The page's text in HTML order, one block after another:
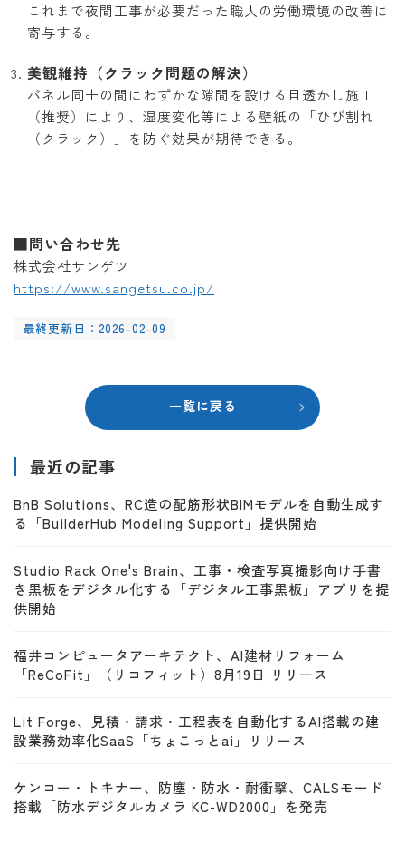
これまで夜間工事が必要だった職人の労働環境の改善に
寄与する。
美観維持（クラック問題の解決）
パネル同士の間にわずかな隙間を設ける目透かし施工
（推奨）により、湿度変化等による壁紙の「ひび割れ
（クラック）」を防ぐ効果が期待できる。
■問い合わせ先
株式会社サンゲツ
https://www.sangetsu.co.jp/
最終更新日：2026-02-09
一覧に戻る
最近の記事
BnB Solutions、RC造の配筋形状BIMモデルを自動生成す
る「BuilderHub Modeling Support」提供開始
Studio Rack One's Brain、工事・検査写真撮影向け手書
き黒板をデジタル化する「デジタル工事黒板」アプリを提
供開始
福井コンピュータアーキテクト、AI建材リフォーム
「ReCoFit」（リコフィット）8月19日 リリース
Lit Forge、見積・請求・工程表を自動化するAI搭載の建
設業務効率化SaaS「ちょこっとai」リリース
ケンコー・トキナー、防塵・防水・耐衝撃、CALSモード
搭載「防水デジタルカメラ KC-WD2000」を発売